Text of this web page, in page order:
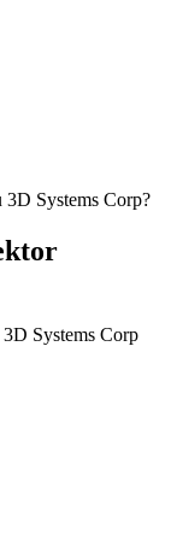
Systems Corp?
3D Systems Corp